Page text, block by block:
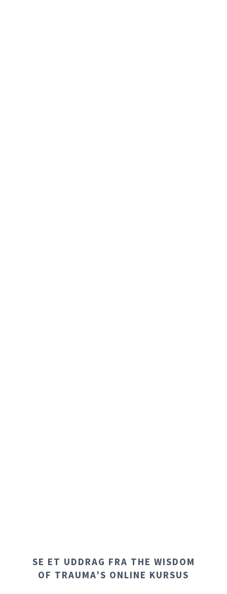
SE ET UDDRAG FRA THE WISDOM
OF TRAUMA’S ONLINE KURSUS